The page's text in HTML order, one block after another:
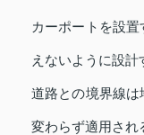
カーポートを設
えないように設計
道路との境界線は
変わらず適用され